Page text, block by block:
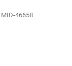
MID-46658